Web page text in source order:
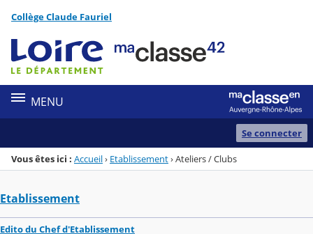
Menu de la rubrique
Contenu
Collège Claude Fauriel
MENU
Se connecter
Vous êtes ici : Accueil› Etablissement›Ateliers / Clubs
Etablissement
Edito du Chef d'Etablissement